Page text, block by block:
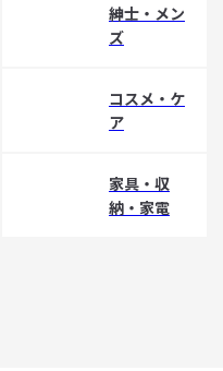
紳士・メン
ズ
コスメ・ケ
ア
家具・収
納・家電